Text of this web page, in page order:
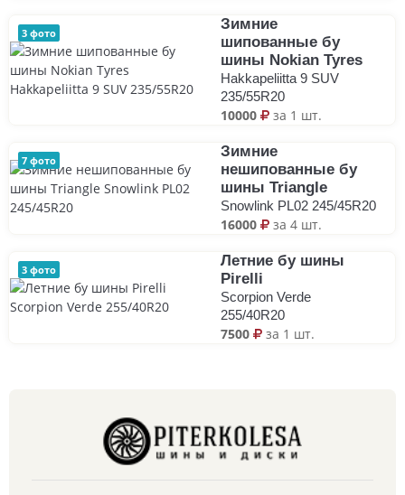
3 фото
Зимние
шипованные бу
шины Nokian Tyres
Hakkapeliitta 9 SUV
235/55R20
10000 за 1 шт.
7 фото
Зимние
нешипованные бу
шины Triangle
Snowlink PL02 245/45R20
16000 за 4 шт.
3 фото
Летние бу шины
Pirelli
Scorpion Verde
255/40R20
7500 за 1 шт.